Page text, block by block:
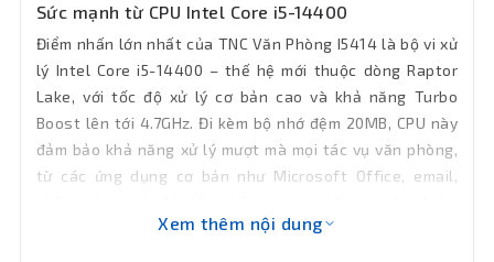
hình
1 x HDMI, 1 x VGA
nối
2 x USB Gen 1 Type A, 4 x USB 2.0 Type-
A, 2 x USB 1.1, 1 x Audio in/out x 1 (HD
Audio)
OS Free Dos
Bảo hành tận nơi 12 tháng trong vòng
Sức mạnh từ CPU Intel Core i5-14400
Điểm nhấn lớn nhất của TNC Văn Phòng I5414 là bộ vi xử
lý Intel Core i5-14400 – thế hệ mới thuộc dòng Raptor
Lake, với tốc độ xử lý cơ bản cao và khả năng Turbo
Boost lên tới 4.7GHz. Đi kèm bộ nhớ đệm 20MB, CPU này
đảm bảo khả năng xử lý mượt mà mọi tác vụ văn phòng,
từ các ứng dụng cơ bản như Microsoft Office, email,
hơn như chạy nhiều trình duyệt, họp trực tuyến và làm
Xem thêm nội dung